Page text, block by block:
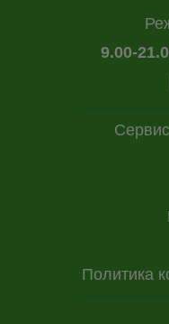
Политика
9.00-